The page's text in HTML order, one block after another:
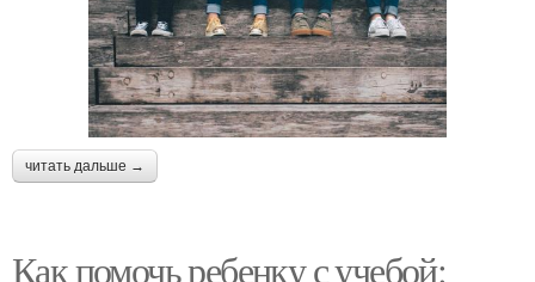
читать дальше →
Как помочь ребенку с учебой: